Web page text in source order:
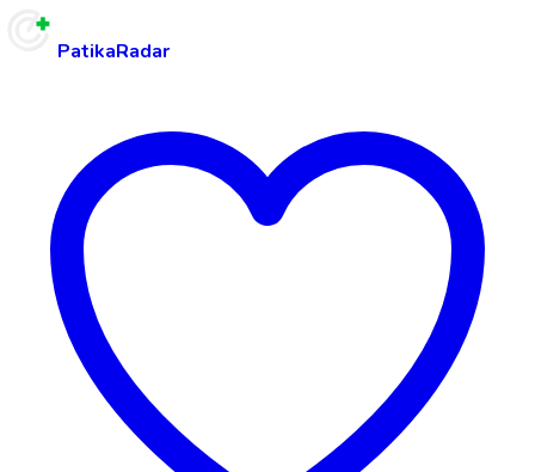
PatikaRadar